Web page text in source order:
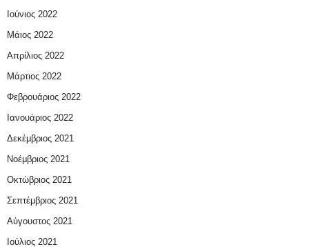
Ιούνιος 2022
Μάιος 2022
Απρίλιος 2022
Μάρτιος 2022
Φεβρουάριος 2022
Ιανουάριος 2022
Δεκέμβριος 2021
Νοέμβριος 2021
Οκτώβριος 2021
Σεπτέμβριος 2021
Αύγουστος 2021
Ιούλιος 2021